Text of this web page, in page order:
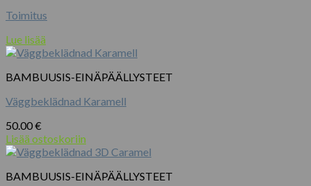
Toimitus
Lue lisää
BAMBUUSIS-EINÄPÄÄLLYSTEET
Väggbeklädnad Karamell
50.00€
Lisää ostoskoriin
BAMBUUSIS-EINÄPÄÄLLYSTEET